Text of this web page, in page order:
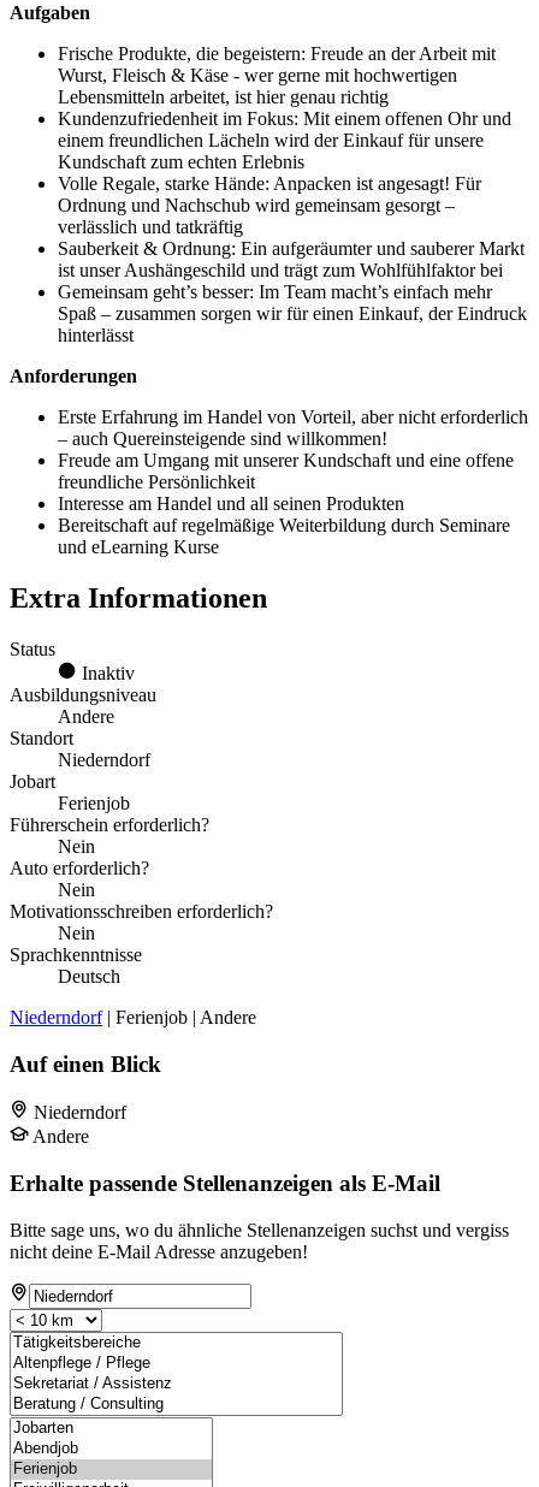
Aufgaben
Frische Produkte, die begeistern: Freude an der Arbeit mit
Wurst, Fleisch & Käse - wer gerne mit hochwertigen
Lebensmitteln arbeitet, ist hier genau richtig
Kundenzufriedenheit im Fokus: Mit einem offenen Ohr und
einem freundlichen Lächeln wird der Einkauf für unsere
Kundschaft zum echten Erlebnis
Volle Regale, starke Hände: Anpacken ist angesagt! Für
Ordnung und Nachschub wird gemeinsam gesorgt –
verlässlich und tatkräftig
Sauberkeit & Ordnung: Ein aufgeräumter und sauberer Markt
ist unser Aushängeschild und trägt zum Wohlfühlfaktor bei
Gemeinsam geht’s besser: Im Team macht’s einfach mehr
Spaß – zusammen sorgen wir für einen Einkauf, der Eindruck
hinterlässt
Anforderungen
Erste Erfahrung im Handel von Vorteil, aber nicht erforderlich
– auch Quereinsteigende sind willkommen!
Freude am Umgang mit unserer Kundschaft und eine offene
freundliche Persönlichkeit
Interesse am Handel und all seinen Produkten
Bereitschaft auf regelmäßige Weiterbildung durch Seminare
und eLearning Kurse
Extra Informationen
Status
Inaktiv
Ausbildungsniveau
Andere
Standort
Niederndorf
Jobart
Ferienjob
Führerschein erforderlich?
Nein
Auto erforderlich?
Nein
Motivationsschreiben erforderlich?
Nein
Sprachkenntnisse
Deutsch
Niederndorf| Ferienjob | Andere
Auf einen Blick
Niederndorf
Andere
Erhalte passende Stellenanzeigen als E-Mail
Bitte sage uns, wo du ähnliche Stellenanzeigen suchst und vergiss
nicht deine E-Mail Adresse anzugeben!